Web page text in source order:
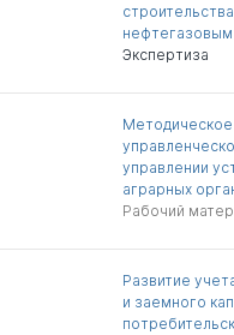
Экспертиза
управлении
аграрных
Рабочий
Развитие
и заемного